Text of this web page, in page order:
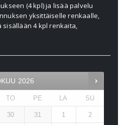
(4 kpl) ja lisää palvelu
yksittäiselle renkaalle,
sisällään 4 kpl renkaita,
2026
TO PE LA SU
30 31 1 2